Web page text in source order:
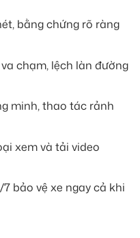
bằng chứng rõ ràng
chạm, lệch làn đường
minh, thao tác rảnh
xem và tải video
bảo vệ xe ngay cả khi